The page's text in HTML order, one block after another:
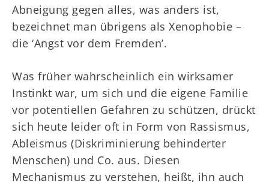
Abneigung gegen alles, was anders ist,
bezeichnet man übrigens als Xenophobie –
die ‘Angst vor dem Fremden’.
Was früher wahrscheinlich ein wirksamer
Instinkt war, um sich und die eigene Familie
vor potentiellen Gefahren zu schützen, drückt
sich heute leider oft in Form von Rassismus,
Ableismus (Diskriminierung behinderter
Menschen) und Co. aus. Diesen
Mechanismus zu verstehen, heißt, ihn auch